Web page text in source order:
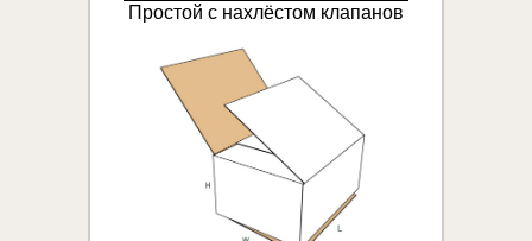
Простой с нахлёстом клапанов